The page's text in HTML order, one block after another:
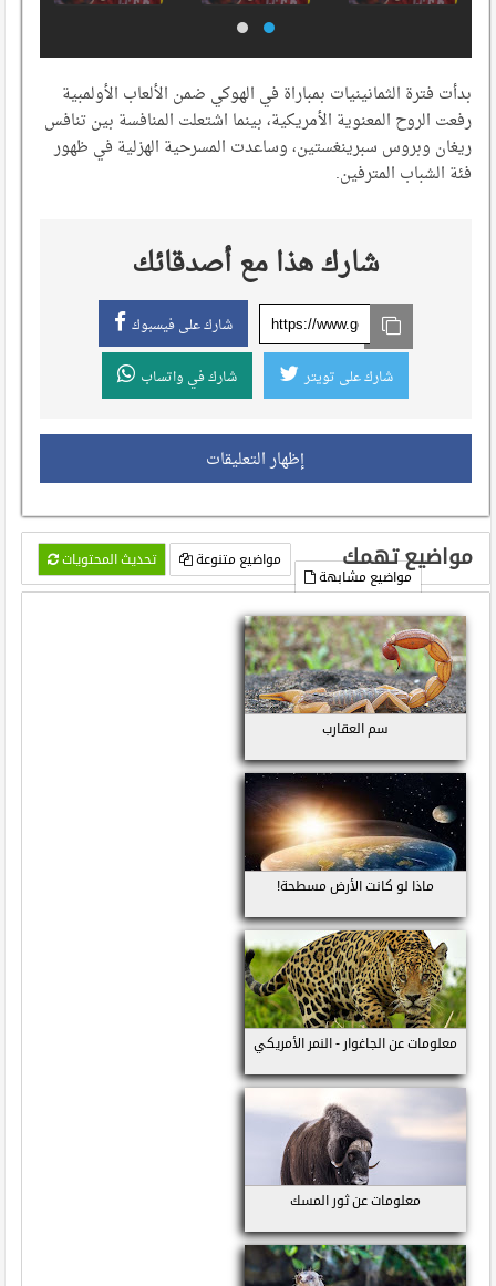
بدأت فترة الثمانينيات بمباراة في الهوكي ضمن الألعاب الأولمبية
رفعت الروح المعنوية الأمريكية، بينما اشتعلت المنافسة بين تنافس
ريغان وبروس سبرينغستين، وساعدت المسرحية الهزلية في ظهور
فئة الشباب المترفين.
شارك هذا مع أصدقائك
شارك على فيسبوك
شارك على تويتر شارك في واتساب
إظهار التعليقات
مواضيع تهمك تحديث المحتويات
مواضيع متنوعة
مواضيع مشابهة
سم العقارب
ماذا لو كانت الأرض مسطحة!
معلومات عن الجاغوار - النمر الأمريكي
معلومات عن ثور المسك